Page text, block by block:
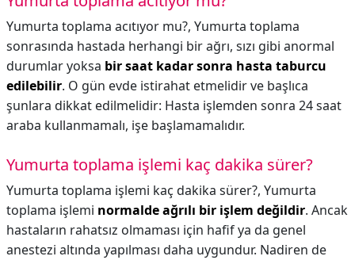
Yumurta toplama acıtıyor mu?, Yumurta toplama
sonrasında hastada herhangi bir ağrı, sızı gibi anormal
durumlar yoksa bir saat kadar sonra hasta taburcu
edilebilir. O gün evde istirahat etmelidir ve başlıca
şunlara dikkat edilmelidir: Hasta işlemden sonra 24 saat
araba kullanmamalı, işe başlamamalıdır.
Yumurta toplama işlemi kaç dakika sürer?
Yumurta toplama işlemi kaç dakika sürer?, Yumurta
toplama işlemi normalde ağrılı bir işlem değildir. Ancak
hastaların rahatsız olmaması için hafif ya da genel
anestezi altında yapılması daha uygundur. Nadiren de